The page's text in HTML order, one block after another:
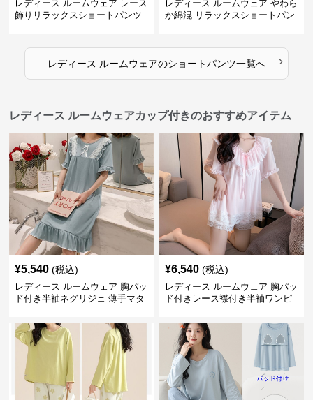
レディース ルームウェア レース
飾りリラックスショートパンツ
レディース ルームウェア やわら
か綿混 リラックスショートパン
レディース ルームウェアのショートパンツ一覧へ ›
レディース ルームウェアカップ付きのおすすめアイテム
¥5,540 (税込)
レディース ルームウェア 胸パッ
ド付き半袖ネグリジェ 薄手マタ
¥6,540 (税込)
レディース ルームウェア 胸パッ
ド付きレース襟付き半袖ワンピ